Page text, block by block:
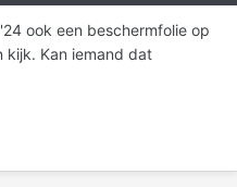
ook een beschermfolie op
kijk. Kan iemand dat